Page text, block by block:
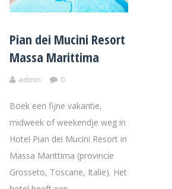
Pian dei Mucini Resort
Massa Marittima
admin 0
Boek een fijne vakantie,
midweek of weekendje weg in
Hotel Pian dei Mucini Resort in
Massa Marittima (provincie
Grosseto, Toscane, Italie). Het